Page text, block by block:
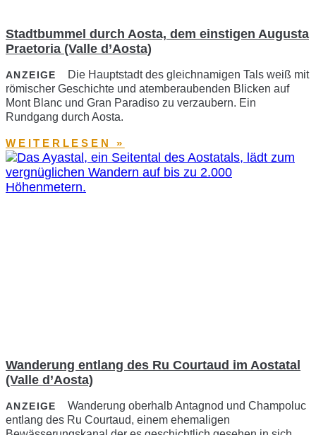
Stadtbummel durch Aosta, dem einstigen Augusta
Praetoria (Valle d’Aosta)
ANZEIGE
Die Hauptstadt des gleichnamigen Tals weiß mit
römischer Geschichte und atemberaubenden Blicken auf
Mont Blanc und Gran Paradiso zu verzaubern. Ein
Rundgang durch Aosta.
WEITERLESEN »
Wanderung entlang des Ru Courtaud im Aostatal
(Valle d’Aosta)
ANZEIGE
Wanderung oberhalb Antagnod und Champoluc
entlang des Ru Courtaud, einem ehemaligen